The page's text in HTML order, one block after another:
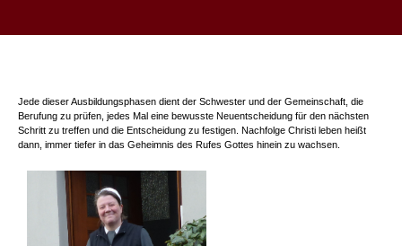
Jede dieser Ausbildungsphasen dient der Schwester und der Gemeinschaft, die
Berufung zu prüfen, jedes Mal eine bewusste Neuentscheidung für den nächsten
Schritt zu treffen und die Entscheidung zu festigen. Nachfolge Christi leben heißt
dann, immer tiefer in das Geheimnis des Rufes Gottes hinein zu wachsen.